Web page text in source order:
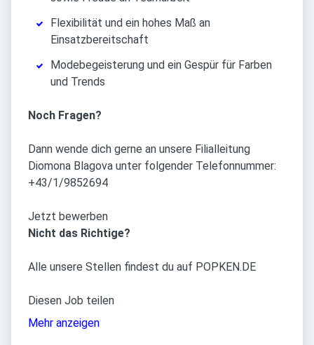
Flexibilität und ein hohes Maß an
Einsatzbereitschaft
Modebegeisterung und ein Gespür für Farben
und Trends
Noch Fragen?
Dann wende dich gerne an unsere Filialleitung
Diomona Blagova unter folgender Telefonnummer:
+43/1/9852694
Jetzt bewerben
Nicht das Richtige?
Alle unsere Stellen findest du auf POPKEN.DE
Diesen Job teilen
Mehr anzeigen